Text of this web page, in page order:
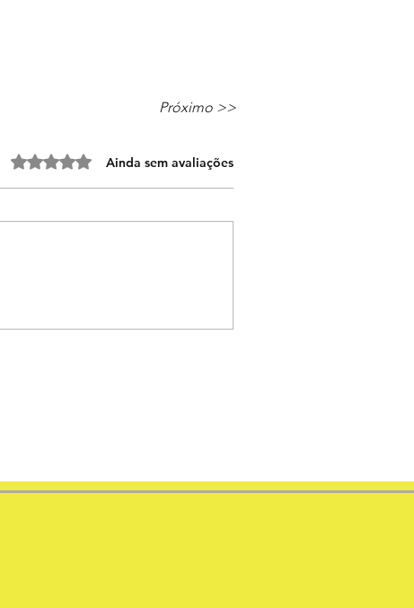
Próximo >>
Avaliado com 0 de 5 estrelas.Ainda sem avaliações